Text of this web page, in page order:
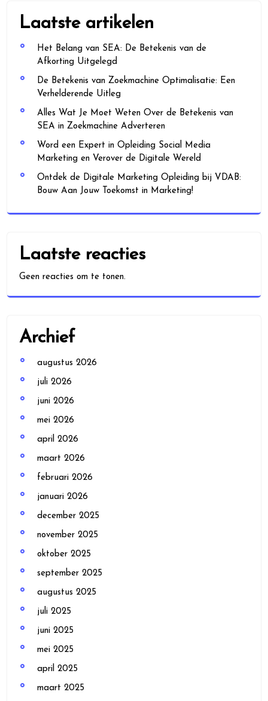
Laatste artikelen
Het Belang van SEA: De Betekenis van de
Afkorting Uitgelegd
De Betekenis van Zoekmachine Optimalisatie: Een
Verhelderende Uitleg
Alles Wat Je Moet Weten Over de Betekenis van
SEA in Zoekmachine Adverteren
Word een Expert in Opleiding Social Media
Marketing en Verover de Digitale Wereld
Ontdek de Digitale Marketing Opleiding bij VDAB:
Bouw Aan Jouw Toekomst in Marketing!
Laatste reacties
Geen reacties om te tonen.
Archief
augustus 2026
juli 2026
juni 2026
mei 2026
april 2026
maart 2026
februari 2026
januari 2026
december 2025
november 2025
oktober 2025
september 2025
augustus 2025
juli 2025
juni 2025
mei 2025
april 2025
maart 2025